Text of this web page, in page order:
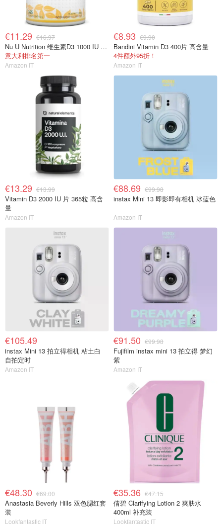
€11.29 €16.97
Nu U Nutrition 维生素D3 1000 IU 365粒
意大利排名第一
Amazon IT
€8.93 €9.90
Bandini Vitamin D3 400片 高含量
4件额外95折！
Amazon IT
€13.29 €13.99
Vitamin D3 2000 IU 片 365粒 高含
量
Amazon IT
€88.69 €99.98
instax Mini 13 即影即有相机 冰蓝色
Amazon IT
€105.49
instax Mini 13 拍立得相机 粘土白
自拍定时
Amazon IT
€91.50 €99.98
Fujifilm instax mini 13 拍立得 梦幻
紫
Amazon IT
€48.30 €69.00
Anastasia Beverly Hills 双色腮红套
装
Lookfantastic IT
€35.36 €47.15
倩碧 Clarifying Lotion 2 爽肤水
400ml 补充装
Lookfantastic IT